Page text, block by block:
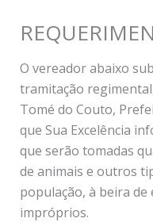
O vereador abaixo
tramitação
Tomé do Couto,
que Sua Excelência
que serão tomadas
de animais e outros
população, à beira
impróprios.